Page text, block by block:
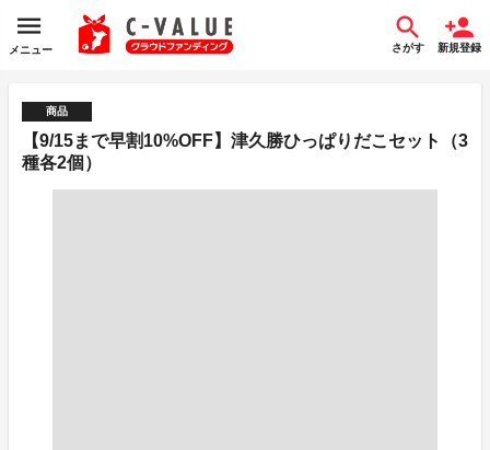
メニュー さがす 新規登録
商品
【9/15まで早割10%OFF】津久勝ひっぱりだこセット（3
種各2個）